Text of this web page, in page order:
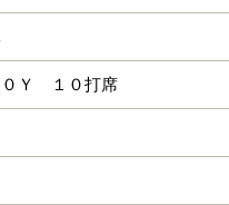
０Ｙ １０打席